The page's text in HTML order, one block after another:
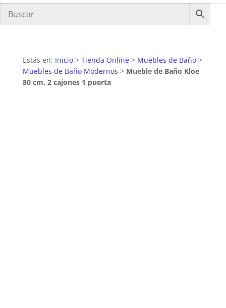
Estás en: Inicio> Tienda Online> Muebles de Baño>
Muebles de Baño Modernos > Mueble de Baño Kloe
80 cm. 2 cajones 1 puerta